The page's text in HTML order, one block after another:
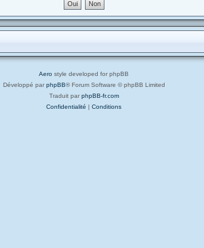
Aero style developed for phpBB
Développé par phpBB® Forum Software © phpBB Limited
Traduit par phpBB-fr.com
Confidentialité | Conditions